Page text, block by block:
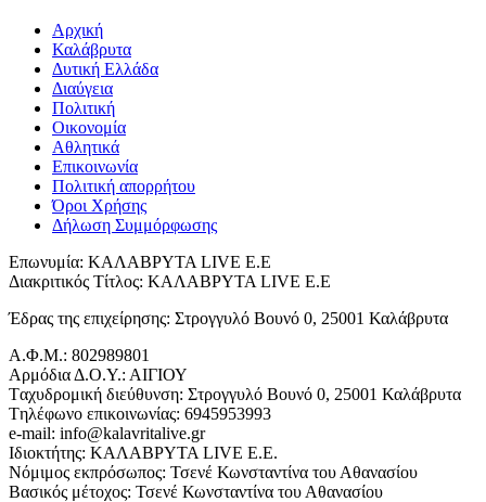
Αρχική
Καλάβρυτα
Δυτική Ελλάδα
Διαύγεια
Πολιτική
Οικονομία
Αθλητικά
Επικοινωνία
Πολιτική απορρήτου
Όροι Χρήσης
Δήλωση Συμμόρφωσης
Επωνυμία: ΚΑΛΑΒΡΥΤΑ LIVE Ε.Ε
Διακριτικός Τίτλος: ΚΑΛΑΒΡΥΤΑ LIVE E.E
Έδρας της επιχείρησης: Στρογγυλό Βουνό 0, 25001 Καλάβρυτα
Α.Φ.Μ.: 802989801
Αρμόδια Δ.Ο.Υ.: ΑΙΓΙΟΥ
Tαχυδρομική διεύθυνση: Στρογγυλό Βουνό 0, 25001 Καλάβρυτα
Tηλέφωνο επικοινωνίας: 6945953993
e-mail: info@kalavritalive.gr
Iδιοκτήτης: ΚΑΛΑΒΡΥΤΑ LIVE E.E.
Νόμιμος εκπρόσωπος: Τσενέ Κωνσταντίνα του Αθανασίου
Βασικός μέτοχος: Τσενέ Κωνσταντίνα του Αθανασίου